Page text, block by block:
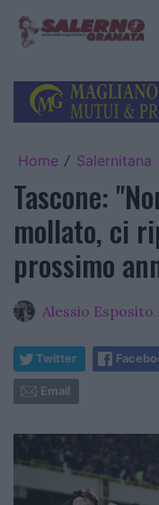
Home / Salernitana
Tascone:
mollato, ci
prossimo
Alessio Esposito
Twitter
Email